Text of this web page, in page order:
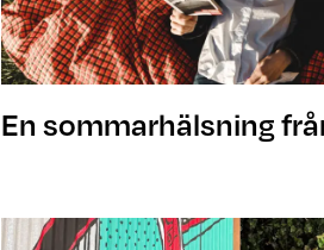
En sommarhälsning